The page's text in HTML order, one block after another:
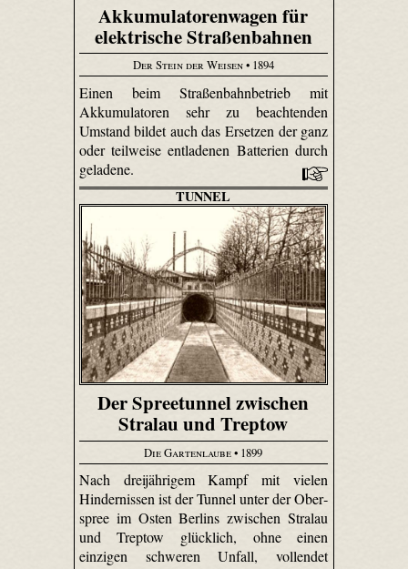
Akkumulatorenwagen für
elektrische Straßenbahnen
Der Stein der Weisen• 1894
Einen beim Straßenbahnbetrieb mit
Akkumulatoren sehr zu beachtenden
Umstand bildet auch das Ersetzen der ganz
oder teilweise entladenen Batterien durch
geladene.
TUNNEL
Der Spreetunnel zwischen
Stralau und Treptow
Die Gartenlaube• 1899
Nach dreijährigem Kampf mit vielen
Hindernissen ist der Tunnel unter der Ober­
spree im Osten Berlins zwischen Stralau
und Treptow glücklich, ohne einen
einzigen schweren Unfall, vollendet